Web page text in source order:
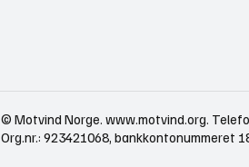
© Motvind Norge.www.motvind.org.
Org.nr.: 923421068, bankkontonummeret